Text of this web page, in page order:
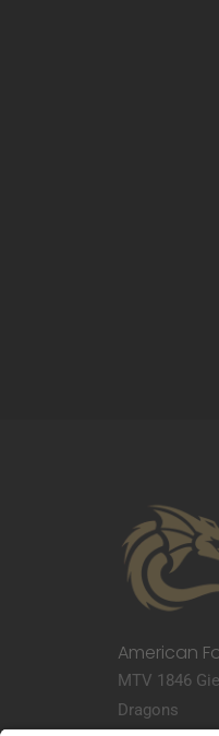
American
MTV 1846
Dragons